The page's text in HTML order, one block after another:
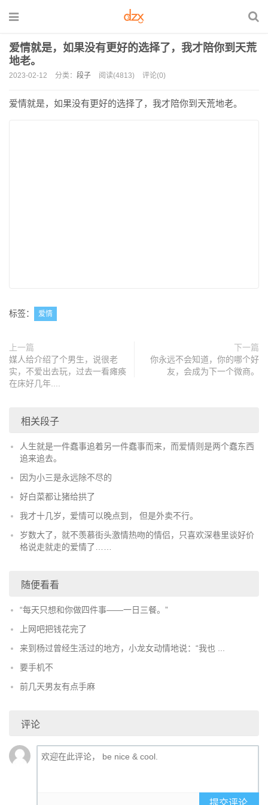
爱情就是，如果没有更好的选择了，我才陪你到天荒
地老。
2023-02-12 分类： 段子 阅读(4813) 评论(0)
爱情就是，如果没有更好的选择了，我才陪你到天荒地老。
标签： 爱情
上一篇
媒人给介绍了个男生，说很老
实，不爱出去玩，过去一看瘫痪
在床好几年....
下一篇
你永远不会知道，你的哪个好
友，会成为下一个微商。
相关段子
人生就是一件蠢事追着另一件蠢事而来，而爱情则是两个蠢东西
追来追去。
因为小三是永远除不尽的
好白菜都让猪给拱了
我才十几岁，爱情可以晚点到， 但是外卖不行。
岁数大了，就不羡慕街头激情热吻的情侣，只喜欢深巷里谈好价
格说走就走的爱情了……
随便看看
“每天只想和你做四件事——一日三餐。”
上网吧把钱花完了
来到杨过曾经生活过的地方，小龙女动情地说：“我也 ...
要手机不
前几天男友有点手麻
评论
提交评论